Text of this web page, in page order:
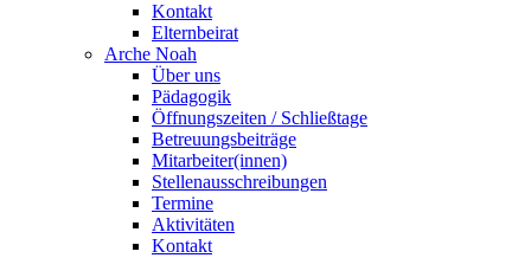
Kontakt
Elternbeirat
Arche Noah
Über uns
Pädagogik
Öffnungszeiten / Schließtage
Betreuungsbeiträge
Mitarbeiter(innen)
Stellenausschreibungen
Termine
Aktivitäten
Kontakt